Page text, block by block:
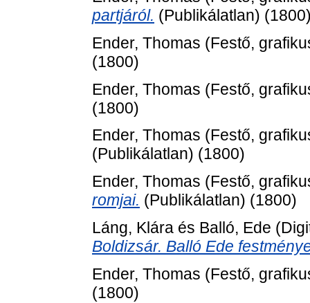
partjáról. (Publikálatlan)
Ender, Thomas (Festő,
(1800)
Ender, Thomas (Festő,
(1800)
Ender, Thomas (Festő,
(Publikálatlan) (1800)
Ender, Thomas (Festő,
romjai. (Publikálatlan) (1800)
Láng, Klára és Balló, Ede
Boldizsár. Balló Ede
Ender, Thomas (Festő,
(1800)